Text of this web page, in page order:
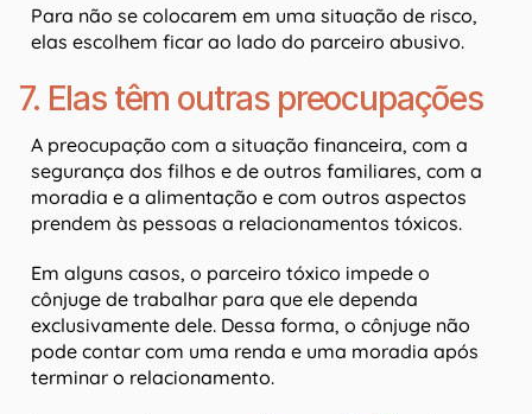
Para não se colocarem em uma situação de risco,
elas escolhem ficar ao lado do parceiro abusivo.
7. Elas têm outras preocupações
A preocupação com a situação financeira, com a
segurança dos filhos e de outros familiares, com a
moradia e a alimentação e com outros aspectos
prendem às pessoas a relacionamentos tóxicos.
Em alguns casos, o parceiro tóxico impede o
cônjuge de trabalhar para que ele dependa
exclusivamente dele. Dessa forma, o cônjuge não
pode contar com uma renda e uma moradia após
terminar o relacionamento.